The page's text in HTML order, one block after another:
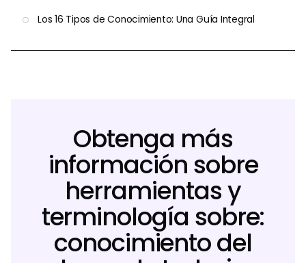
Los 16 Tipos de Conocimiento: Una Guía Integral
Obtenga más
información sobre
herramientas y
terminología sobre:
conocimiento del